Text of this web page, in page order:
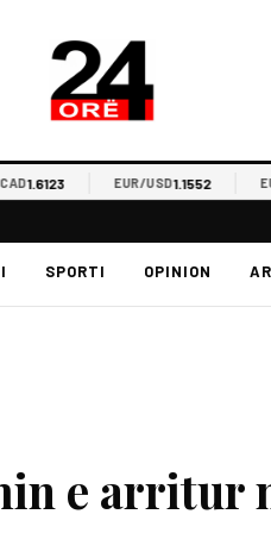
EUR/USD1.1552 EUR/
SPORTI OPINION
e arritur